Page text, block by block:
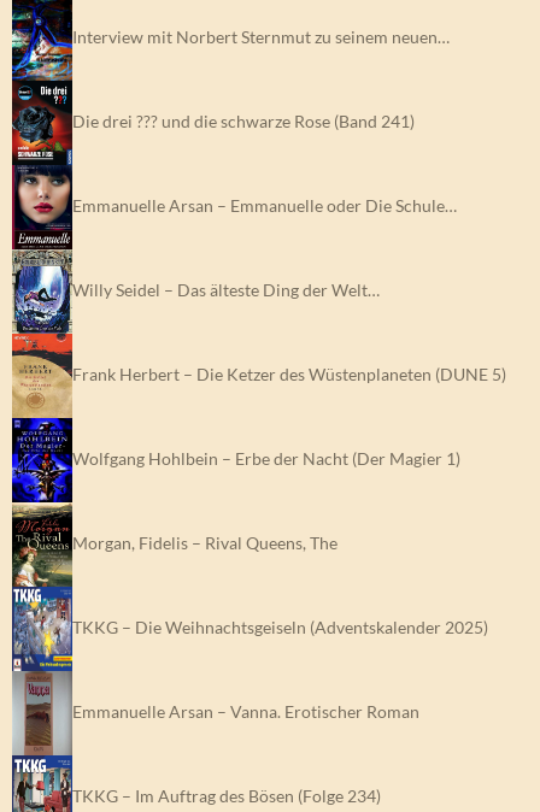
Interview mit Norbert Sternmut zu seinem neuen…
Die drei ??? und die schwarze Rose (Band 241)
Emmanuelle Arsan – Emmanuelle oder Die Schule…
Willy Seidel – Das älteste Ding der Welt…
Frank Herbert – Die Ketzer des Wüstenplaneten (DUNE 5)
Wolfgang Hohlbein – Erbe der Nacht (Der Magier 1)
Morgan, Fidelis – Rival Queens, The
TKKG – Die Weihnachtsgeiseln (Adventskalender 2025)
Emmanuelle Arsan – Vanna. Erotischer Roman
TKKG – Im Auftrag des Bösen (Folge 234)